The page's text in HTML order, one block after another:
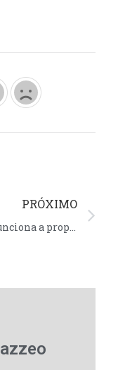
PRÓXIMO